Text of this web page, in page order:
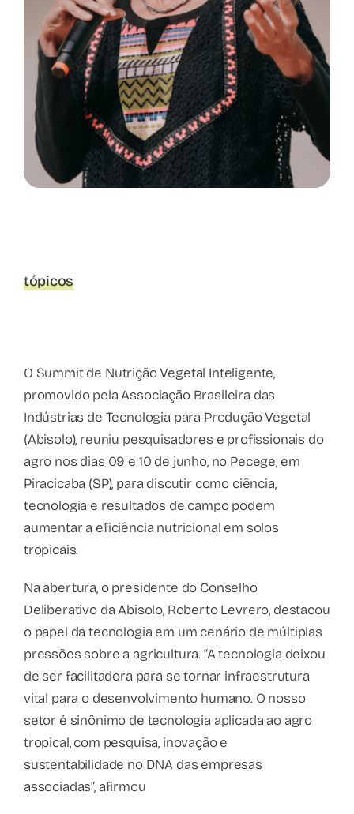
tópicos
O Summit de Nutrição Vegetal Inteligente,
promovido pela Associação Brasileira das
Indústrias de Tecnologia para Produção Vegetal
(Abisolo), reuniu pesquisadores e profissionais do
agro nos dias 09 e 10 de junho, no Pecege, em
Piracicaba (SP), para discutir como ciência,
tecnologia e resultados de campo podem
aumentar a eficiência nutricional em solos
tropicais.
Na abertura, o presidente do Conselho
Deliberativo da Abisolo, Roberto Levrero, destacou
o papel da tecnologia em um cenário de múltiplas
pressões sobre a agricultura. “A tecnologia deixou
de ser facilitadora para se tornar infraestrutura
vital para o desenvolvimento humano. O nosso
setor é sinônimo de tecnologia aplicada ao agro
tropical, com pesquisa, inovação e
sustentabilidade no DNA das empresas
associadas”, afirmou